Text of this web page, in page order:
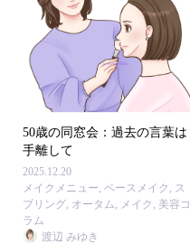
50歳の同窓会：過去の言葉は
手離して
2025.12.20
メイクメニュー, ベースメイク , ス
プリング, オータム, メイク , 美容コ
ラム
渡辺 みゆき